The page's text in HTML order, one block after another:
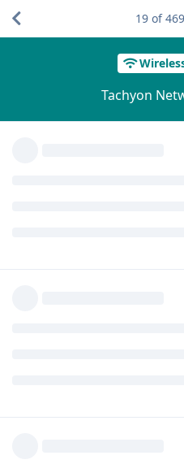
Tachyon
19 of469